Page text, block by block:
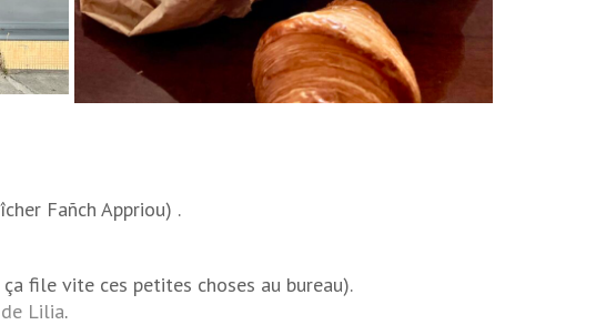
Fañch Appriou) .
file vite ces petites choses au bureau).
de Lilia.